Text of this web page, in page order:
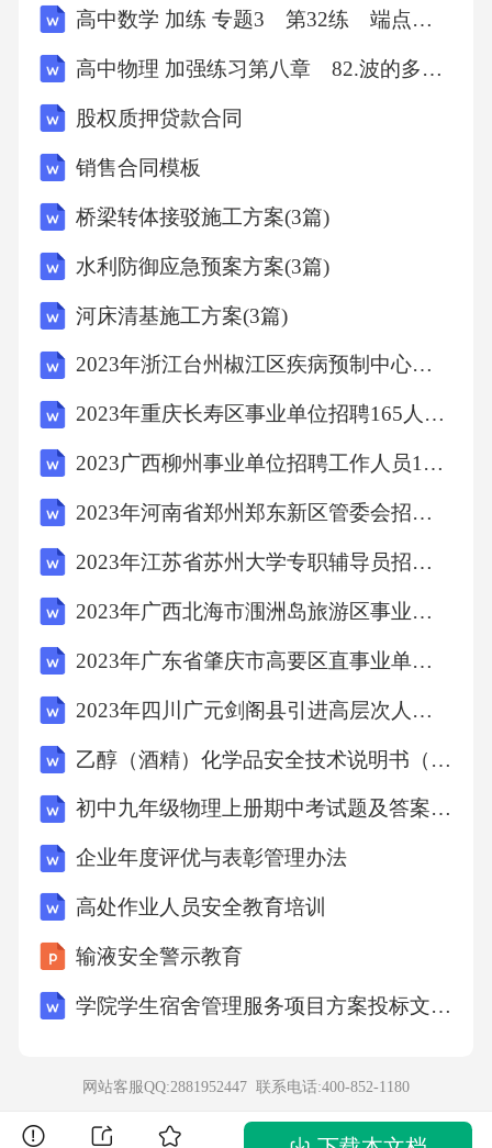
A:对B:错
答案:对
“大包干，大包干，直来直去不拐弯。保证国家
的，留足集体的，剩下都是自己的。”这首歌谣
A:“一五”计划B:家庭联产承包责任制C:《中华人
民共和国宪法》D:《中华人民共和国土地改革
法》
答案:家庭联产承包责任制
十一届三中全会后，实行对外开放政策，先从
哪里开始？（）。
答案:广东和福建
1988年4月，（）经济特区建立。
A:厦门B:深圳C:珠海D:海南
答案:海南
我国对外开放的新格局是（）。
高中数学 加练 专题3 第32练 端点效应
高中物理 加强练习第八章 82.波的多解问题
股权质押贷款合同
销售合同模板
桥梁转体接驳施工方案(3篇)
水利防御应急预案方案(3篇)
河床清基施工方案(3篇)
2023年浙江台州椒江区疾病预制中心招聘编外工作人员1人笔试历年难、易点深度预测（共500题含答案解析）模拟试卷
2023年重庆长寿区事业单位招聘165人笔试历年难、易点深度预测（共500题含答案解析）模拟试卷
2023广西柳州事业单位招聘工作人员1345人笔试历年难、易点深度预测（共500题含答案解析）模拟试卷
2023年河南省郑州郑东新区管委会招聘154人笔试历年难、易点深度预测（共500题含答案解析）模拟试卷
2023年江苏省苏州大学专职辅导员招聘12人笔试历年难、易点深度预测（共500题含答案解析）模拟试卷
2023年广西北海市涠洲岛旅游区事业单位专场招聘17人笔试历年难、易点深度预测（共500题含答案解析）模拟试卷
2023年广东省肇庆市高要区直事业单位招聘152人笔试历年难、易点深度预测（共500题含答案解析）模拟试卷
2023年四川广元剑阁县引进高层次人才和招聘急需紧缺专业人才85人笔试历年难、易点深度预测（共500题含答案解析）模拟试卷
乙醇（酒精）化学品安全技术说明书（MSDS-SDS）
初中九年级物理上册期中考试题及答案【完整版】
企业年度评优与表彰管理办法
高处作业人员安全教育培训
输液安全警示教育
学院学生宿舍管理服务项目方案投标文件（技术方案）
网站客服QQ:2881952447 联系电话:400-852-1180